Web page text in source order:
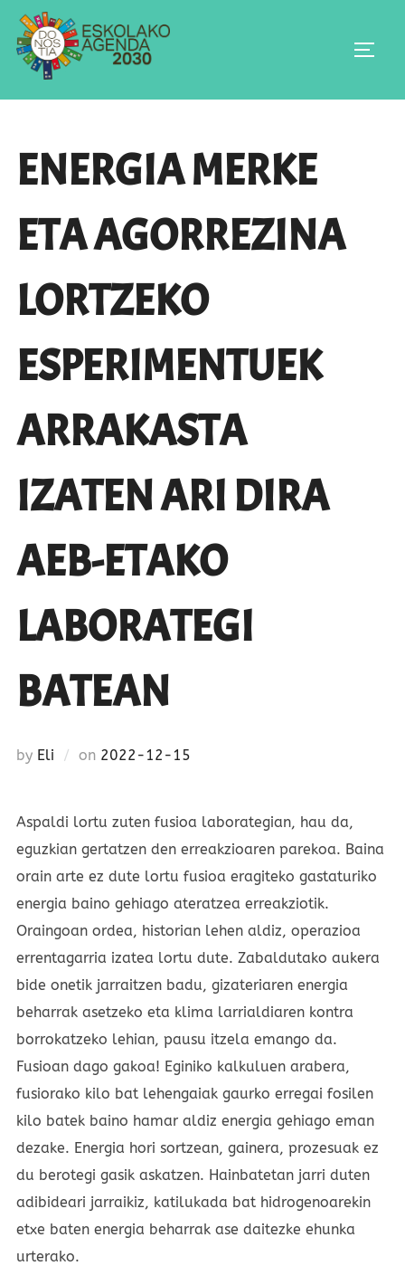
Skip
content
ENERGIA MERKE
ETA AGORREZINA
LORTZEKO
ESPERIMENTUEK
ARRAKASTA
IZATEN ARI DIRA
AEB-ETAKO
LABORATEGI
BATEAN
by Eli on Posted
2022-12-15
Aspaldi lortu zuten fusioa laborategian, hau da,
eguzkian gertatzen den erreakzioaren parekoa. Baina
orain arte ez dute lortu fusioa eragiteko gastaturiko
energia baino gehiago ateratzea erreakziotik.
Oraingoan ordea, historian lehen aldiz, operazioa
errentagarria izatea lortu dute. Zabaldutako aukera
bide onetik jarraitzen badu, gizateriaren energia
beharrak asetzeko eta klima larrialdiaren kontra
borrokatzeko lehian, pausu itzela emango da.
Fusioan dago gakoa! Eginiko kalkuluen arabera,
fusiorako kilo bat lehengaiak gaurko erregai fosilen
kilo batek baino hamar aldiz energia gehiago eman
dezake. Energia hori sortzean, gainera, prozesuak ez
du berotegi gasik askatzen. Hainbatetan jarri duten
adibideari jarraikiz, katilukada bat hidrogenoarekin
etxe baten energia beharrak ase daitezke ehunka
urterako.